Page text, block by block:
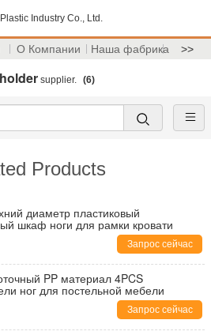
Industry Co., Ltd.
О Компании Наша фабрика >>
supplier. (6)
Products
диаметр пластиковый
шкаф ноги для рамки кровати
Запрос сейчас
PP материал 4PCS
ног для постельной мебели
Запрос сейчас